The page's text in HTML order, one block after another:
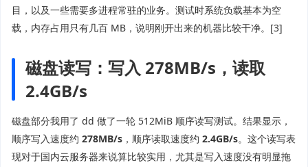
目，以及一些需要多进程常驻的业务。测试时系统负载基本为空
载，内存占用只有几百 MB，说明刚开出来的机器比较干净。[3]
磁盘读写：写入 278MB/s，读取
2.4GB/s
磁盘部分我用了 dd 做了一轮 512MiB 顺序读写测试。结果显示，
顺序写入速度约 278MB/s ，顺序读取速度约 2.4GB/s。这个读写表
现对于国内云服务器来说算比较实用，尤其是写入速度没有明显拖